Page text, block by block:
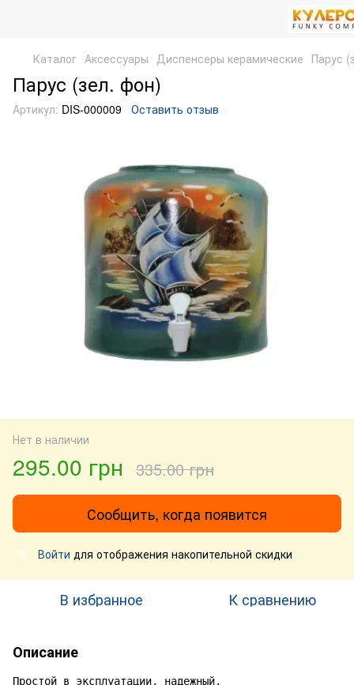
Каталог Аксессуары Диспенсеры керамические Парус
Парус (зел. фон)
Артикул: DIS-000009 Оставить отзыв
Нет в наличии
295.00 грн 335.00 грн
Сообщить, когда появится
% Войти для отображения накопительной скидки
В избранное К сравнению
Описание
Простой в эксплуатации, надежный.